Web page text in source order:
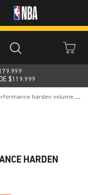
$119.999
harden volume 10 hombre
HARDEN